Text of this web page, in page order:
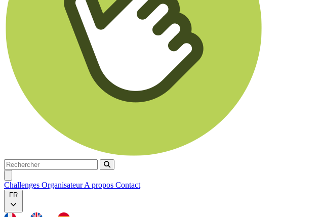
Rechercher
Rechercher
Challenges OrganisateurA propos Contact
FR